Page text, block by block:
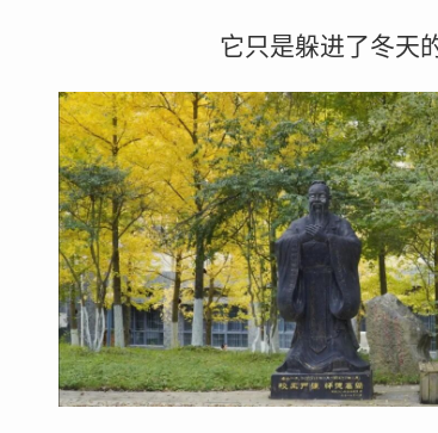
它只是躲进了冬天